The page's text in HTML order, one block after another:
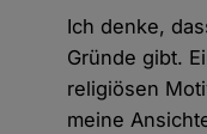
Ich denke,
Gründe gibt.
religiösen
meine